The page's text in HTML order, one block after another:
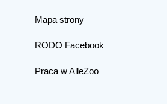
Mapa strony
RODO Facebook
Praca w AlleZoo